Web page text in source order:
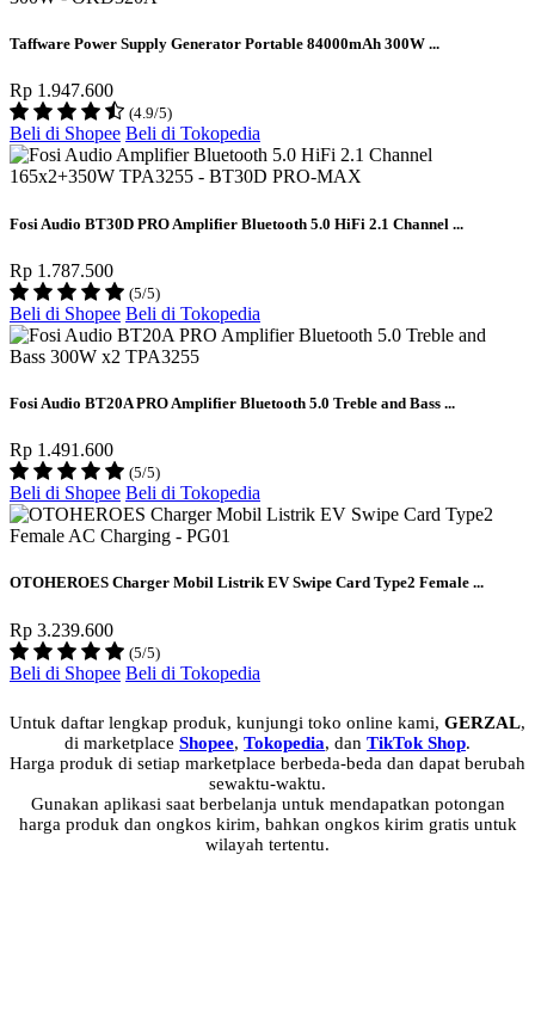
Taffware Power Supply Generator Portable 84000mAh 300W ...
Rp 1.947.600
(4.9/5)
Beli di Shopee Beli di Tokopedia
Fosi Audio BT30D PRO Amplifier Bluetooth 5.0 HiFi 2.1 Channel ...
Rp 1.787.500
(5/5)
Beli di Shopee Beli di Tokopedia
Fosi Audio BT20A PRO Amplifier Bluetooth 5.0 Treble and Bass ...
Rp 1.491.600
(5/5)
Beli di Shopee Beli di Tokopedia
OTOHEROES Charger Mobil Listrik EV Swipe Card Type2 Female ...
Rp 3.239.600
(5/5)
Beli di Shopee Beli di Tokopedia
Untuk daftar lengkap produk, kunjungi toko online kami, GERZAL,
di marketplace Shopee, Tokopedia, dan TikTok Shop.
Harga produk di setiap marketplace berbeda-beda dan dapat berubah
sewaktu-waktu.
Gunakan aplikasi saat berbelanja untuk mendapatkan potongan
harga produk dan ongkos kirim, bahkan ongkos kirim gratis untuk
wilayah tertentu.